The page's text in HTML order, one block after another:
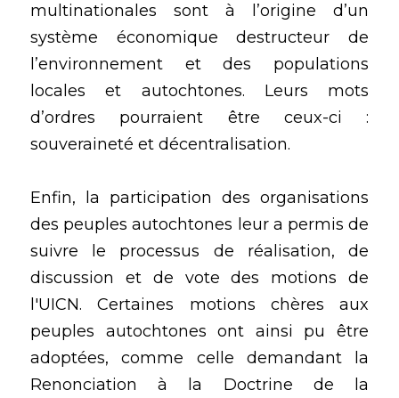
multinationales sont à l’origine d’un
système économique destructeur de
l’environnement et des populations
locales et autochtones. Leurs mots
d’ordres pourraient être ceux-ci :
souveraineté et décentralisation.
Enfin, la participation des organisations
des peuples autochtones leur a permis de
suivre le processus de réalisation, de
discussion et de vote des motions de
l'UICN. Certaines motions chères aux
peuples autochtones ont ainsi pu être
adoptées, comme celle demandant la
Renonciation à la Doctrine de la